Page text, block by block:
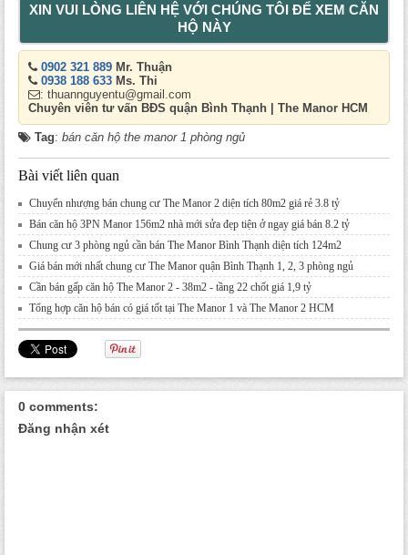
XIN VUI LÒNG LIÊN HỆ VỚI CHÚNG TÔI ĐỂ XEM CĂN
HỘ NÀY
0902 321 889 Mr. Thuận
0938 188 633 Ms. Thi
: thuannguyentu@gmail.com
Chuyên viên tư vấn BĐS quận Bình Thạnh | The Manor HCM
Tag: bán căn hộ the manor 1 phòng ngủ
Bài viết liên quan
Chuyển nhượng bán chung cư The Manor 2 diện tích 80m2 giá rẻ 3.8 tỷ
Bán căn hộ 3PN Manor 156m2 nhà mới sửa đẹp tiện ở ngay giá bán 8.2 tỷ
Chung cư 3 phòng ngủ cần bán The Manor Bình Thạnh diện tích 124m2
Giá bán mới nhất chung cư The Manor quận Bình Thạnh 1, 2, 3 phòng ngủ
Cần bán gấp căn hộ The Manor 2 - 38m2 - tầng 22 chốt giá 1,9 tỷ
Tổng hợp căn hộ bán có giá tốt tại The Manor 1 và The Manor 2 HCM
0 comments:
Đăng nhận xét